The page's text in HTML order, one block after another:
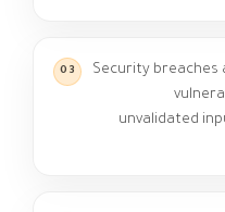
03
Security breaches
unvalidated